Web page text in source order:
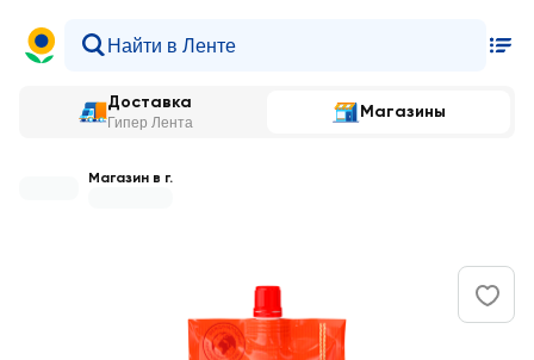
Доставка
Гипер Лента
Магазины
Магазин в г.